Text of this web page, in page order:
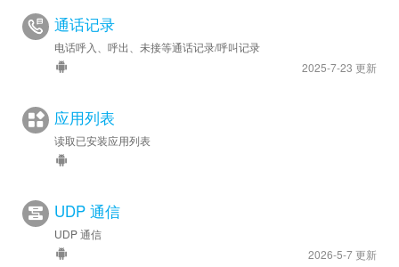
通话记录
电话呼入、呼出、未接等通话记录/呼叫记录
2025-7-23 更新
应用列表
读取已安装应用列表
UDP 通信
UDP 通信
2026-5-7 更新